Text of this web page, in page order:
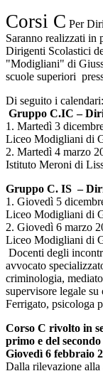
Corsi C Per
Saranno realizzati in
Dirigenti Scolastici
"Modigliani" di
scuole superiori
Di seguito i calendari:
Gruppo C.IC –
1. Martedì 3
Liceo Modigliani di
2. Martedì 4 marzo
Istituto Meroni di
Gruppo C. IS –
1. Giovedì 5
Liceo Modigliani di
2. Giovedì 6 marzo
Liceo Modigliani di
Docenti degli
avvocato
criminologia,
supervisore legale
Ferrigato, psicologa
Corso C rivolto in
primo e del
Giovedì 6 febbraio
Dalla rilevazione